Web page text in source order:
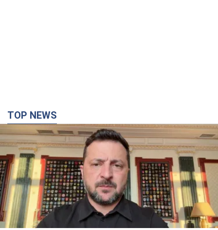
"Защита нашей жизни": Зеленский об
антибаллистической системе FREYJA,
санкциях против России и поддержке аграриев.
Видео
Европейские партнеры присоединяются к совместному
проекту
7 годин тому 60,1 т.